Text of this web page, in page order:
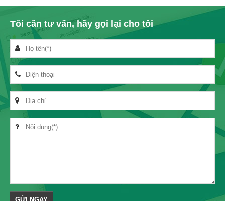
Tôi cần tư vấn, hãy gọi lại cho tôi